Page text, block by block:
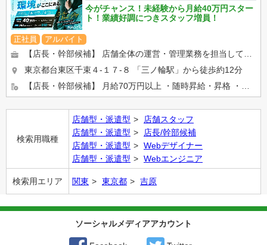
今がチャンス！未経験から月給40万円スター
ト！業績好調につきスタッフ増員！
正社員 アルバイト
東京都台東区千束４-１７-８
「三ノ輪駅」から徒歩約12分
検索用職種
店舗型・派遣型
店舗スタッフ
店舗型・派遣型
店長/幹部候補
店舗型・派遣型
Webデザイナー
店舗型・派遣型
Webエンジニア
検索用エリア 関東 東京都 吉原
ソーシャルメディアアカウント